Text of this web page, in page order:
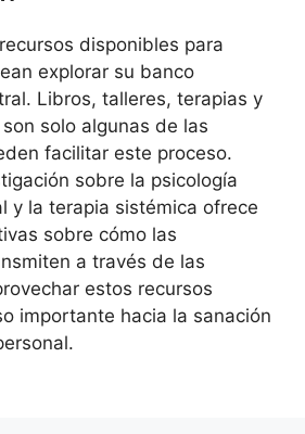
disponibles para
explorar su banco
Libros, talleres, terapias y
solo algunas de las
facilitar este proceso.
sobre la psicología
y la terapia sistémica ofrece
sobre cómo las
a través de las
estos recursos
importante hacia la sanación